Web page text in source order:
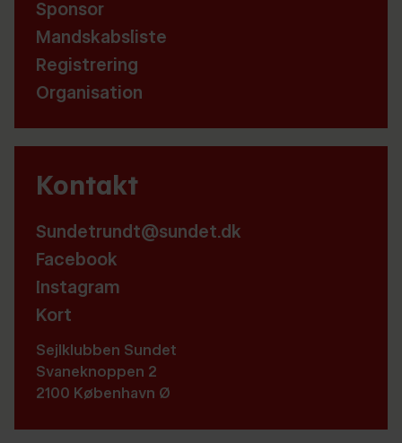
Sponsor
Mandskabsliste
Registrering
Organisation
Kontakt
Sundetrundt@sundet.dk
Facebook
Instagram
Kort
Sejlklubben Sundet
Svaneknoppen 2
2100 København Ø